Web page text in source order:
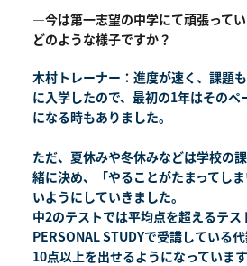
―今は第一志望の中学にて頑張って
どのような様子ですか？
木村トレーナー：進度が速く、課題
に入学したので、最初の1年はそのペ
になる時もありました。
ただ、夏休みや冬休みなどは学校の
緒に決め、「やることがたまってし
いようにしていきました。
中2のテストでは平均点を超えるテス
PERSONAL STUDYで受講している
10点以上を出せるようになっています